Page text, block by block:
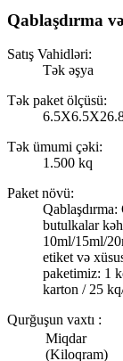
Qablaşdırma
Satış Vahidləri:
Tək əşya
Tək paket ölçüsü:
Tək ümumi çəki:
1.500 kq
Paket növü:
butulkalar
10ml/15ml/
etiket və
paketimiz: 1
karton / 25
Qurğuşun vaxtı :
Miqdar
(Kiloqram)